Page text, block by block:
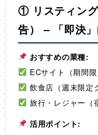
① リスティン
告） – 「即決
おすすめの業種:
ECサイト（期間限
飲食店（週末限定
旅行・レジャー（
活用ポイント: